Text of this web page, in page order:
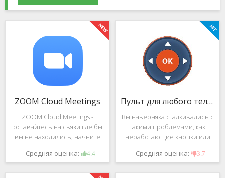
ZOOM Cloud Meetings
ZOOM Cloud Meetings -
оставайтесь на связи где бы
вы не находились, начните
свою или присоединитесь к
видеоконференции с
Средняя оценка: 4.4
Пульт для любого телевизора
Вы наверняка сталкивались с
такими проблемами, как
неработающие кнопки или
разряженные батарейки на
вашем пульте от
Средняя оценка: 3.7